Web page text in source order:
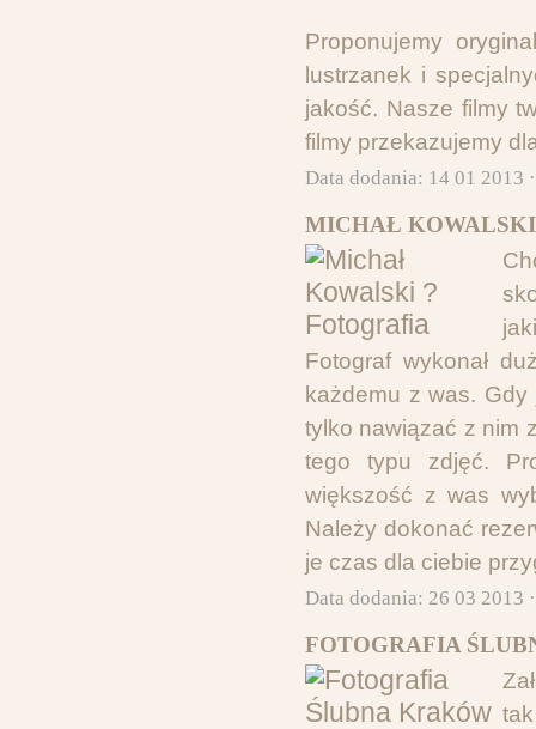
Proponujemy
lustrzanek i
jakość. Nasze filmy
filmy przekazujemy
Data dodania: 14 01 2013
MICHAŁ
Fotograf wykonał
każdemu z was. Gdy
tylko nawiązać z nim
tego typu zdjęć.
większość z was
Należy dokonać
je czas dla ciebie
Data dodania: 26 03 2013
FOTOGRAFIA